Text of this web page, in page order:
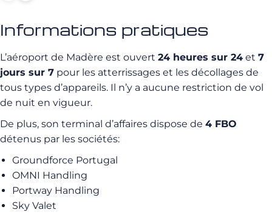
Informations pratiques
L’aéroport de Madère est ouvert 24 heures sur 24 et 7
jours sur 7 pour les atterrissages et les décollages de
tous types d’appareils. Il n’y a aucune restriction de vol
de nuit en vigueur.
De plus, son terminal d’affaires dispose de 4 FBO
détenus par les sociétés:
Groundforce Portugal
OMNI Handling
Portway Handling
Sky Valet